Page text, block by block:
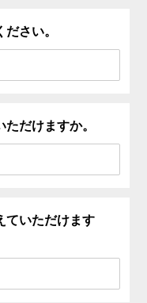
さい。
だけますか。
ていただけます